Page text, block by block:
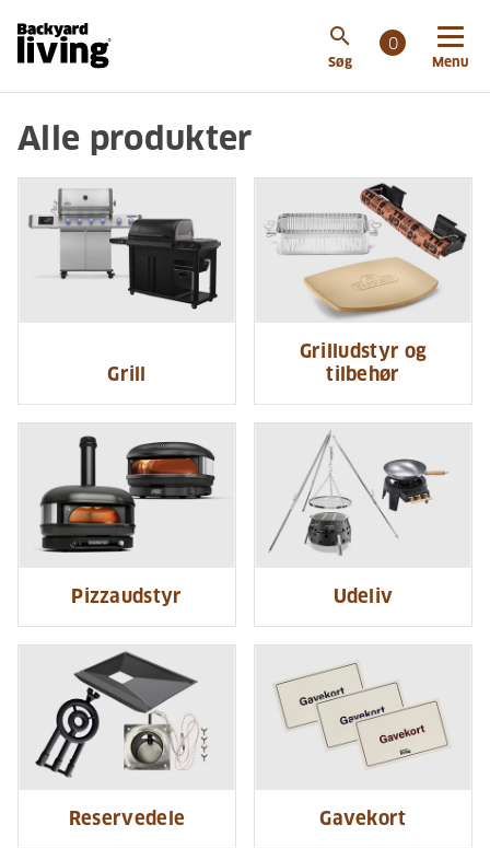
search
Søg
0
Menu
Alle produkter
Grill
Grilludstyr og
tilbehør
Pizzaudstyr Udeliv
Reservedele Gavekort